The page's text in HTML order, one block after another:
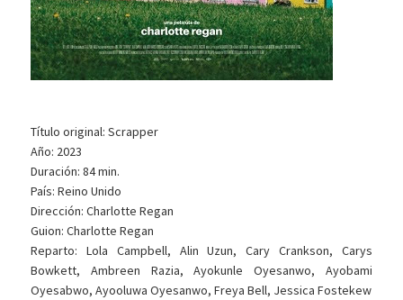
Título original: Scrapper
Año: 2023
Duración: 84 min.
País: Reino Unido
Dirección: Charlotte Regan
Guion: Charlotte Regan
Reparto: Lola Campbell, Alin Uzun, Cary Crankson, Carys
Bowkett, Ambreen Razia, Ayokunle Oyesanwo, Ayobami
Oyesabwo, Ayooluwa Oyesanwo, Freya Bell, Jessica Fostekew